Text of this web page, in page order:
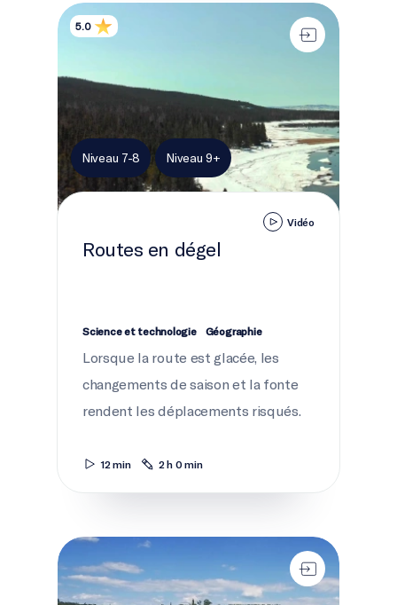
Routes en dégel
5.0
Niveau 7-8 Niveau 9+
Vidéo
Routes en dégel
Science et technologie Géographie
Lorsque la route est glacée, les
changements de saison et la fonte
rendent les déplacements risqués.
12 min 2 h 0 min
Entre le marteau et l'enclume